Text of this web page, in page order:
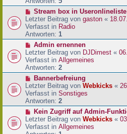
r
a
g
B
e
i
t
r
a
g
N
e
u
e
r
B
e
i
t
a
g
Stream box in Useronlineliste
Letzter Beitrag von gaston «
Verfasst in Radio
Antworten: 1
N
e
u
e
r
B
e
i
t
a
g
Admin ernennen
Letzter Beitrag von DJDimest «
Verfasst in Allgemeines
Antworten: 2
N
e
u
e
r
B
e
i
Bannerbefreiung
Letzter Beitrag von Webkicks «
Verfasst in Sonstiges
Antworten: 2
N
e
u
Kein Zugriff auf Admin-
Letzter Beitrag von Webkicks «
Verfasst in Allgemeines